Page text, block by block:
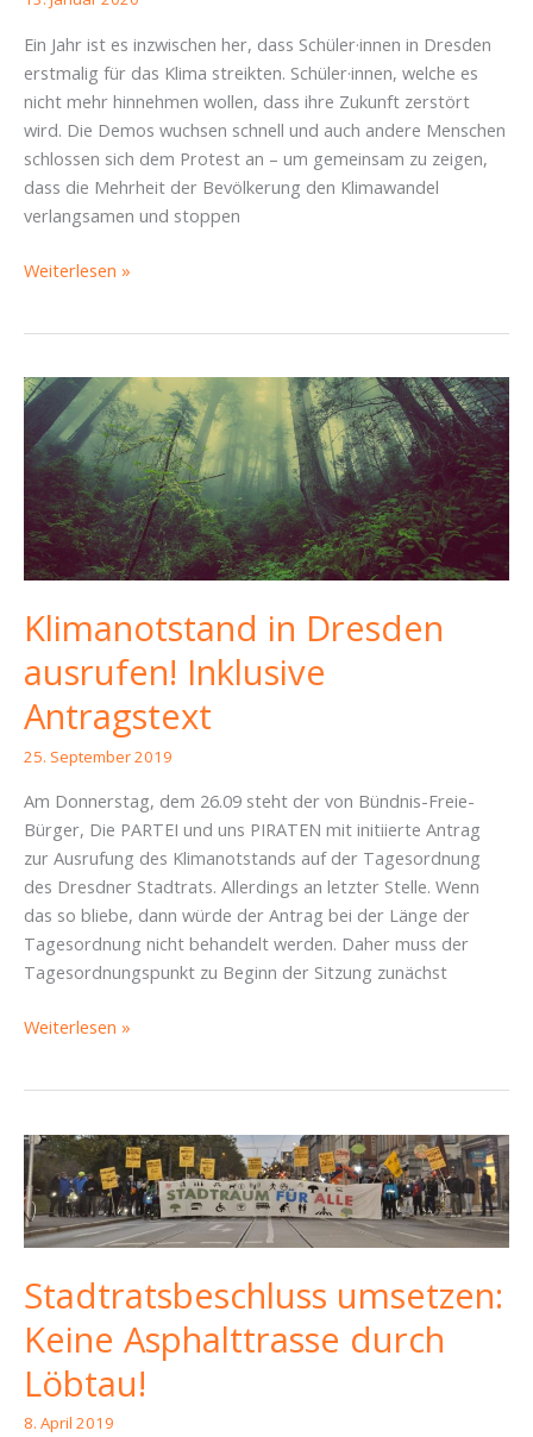
Ein Jahr ist es inzwischen her, dass Schüler·innen in Dresden
erstmalig für das Klima streikten. Schüler·innen, welche es
nicht mehr hinnehmen wollen, dass ihre Zukunft zerstört
wird. Die Demos wuchsen schnell und auch andere Menschen
schlossen sich dem Protest an – um gemeinsam zu zeigen,
dass die Mehrheit der Bevölkerung den Klimawandel
verlangsamen und stoppen
1
Future
Weiterlesen »
Klimanotstand in Dresden
ausrufen! Inklusive
Antragstext
25. September 2019
Am Donnerstag, dem 26.09 steht der von Bündnis-Freie-
Bürger, Die PARTEI und uns PIRATEN mit initiierte Antrag
zur Ausrufung des Klimanotstands auf der Tagesordnung
des Dresdner Stadtrats. Allerdings an letzter Stelle. Wenn
das so bliebe, dann würde der Antrag bei der Länge der
Tagesordnung nicht behandelt werden. Daher muss der
Tagesordnungspunkt zu Beginn der Sitzung zunächst
Klimanotstand
Inklusive
Antragstext
Weiterlesen »
Stadtratsbeschluss umsetzen:
Keine Asphalttrasse durch
Löbtau!
8. April 2019